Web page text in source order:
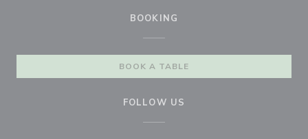
BOOKING
BOOK A TABLE
FOLLOW US